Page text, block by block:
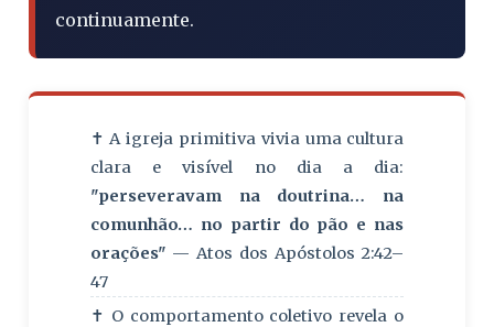
continuamente.
✝️ A igreja primitiva vivia uma cultura
clara e visível no dia a dia:
"perseveravam na doutrina… na
comunhão… no partir do pão e nas
orações" — Atos dos Apóstolos 2:42–
47
✝️ O comportamento coletivo revela o